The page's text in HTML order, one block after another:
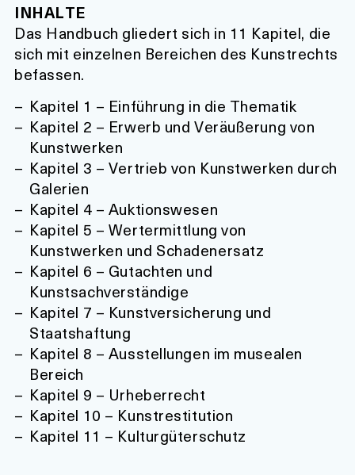
INHALTE
Das Handbuch gliedert sich in 11 Kapitel, die
sich mit einzelnen Bereichen des Kunstrechts
befassen.
Kapitel 1 – Einführung in die Thematik
Kapitel 2 – Erwerb und Veräußerung von
Kunstwerken
Kapitel 3 – Vertrieb von Kunstwerken durch
Galerien
Kapitel 4 – Auktionswesen
Kapitel 5 – Wertermittlung von
Kunstwerken und Schadenersatz
Kapitel 6 – Gutachten und
Kunstsachverständige
Kapitel 7 – Kunstversicherung und
Staatshaftung
Kapitel 8 – Ausstellungen im musealen
Bereich
Kapitel 9 – Urheberrecht
Kapitel 10 – Kunstrestitution
Kapitel 11 – Kulturgüterschutz